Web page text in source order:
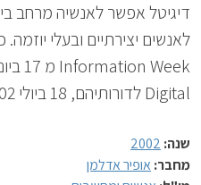
דיגיטל אפשר לאנשיה מרחב
לאנשים יצירתיים ובעלי
Digital לדורותיהם, 18 ביולי 2002, מלון דן פנורמה ת"א
שנה: 2002
מחבר: אופיר אדלמן